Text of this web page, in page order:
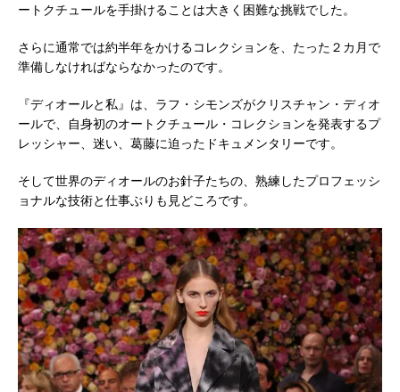
ートクチュールを手掛けることは大きく困難な挑戦でした。
さらに通常では約半年をかけるコレクションを、たった２カ月で
準備しなければならなかったのです。
『ディオールと私』は、ラフ・シモンズがクリスチャン・ディオ
ールで、自身初のオートクチュール・コレクションを発表するプ
レッシャー、迷い、葛藤に迫ったドキュメンタリーです。
そして世界のディオールのお針子たちの、熟練したプロフェッシ
ョナルな技術と仕事ぶりも見どころです。